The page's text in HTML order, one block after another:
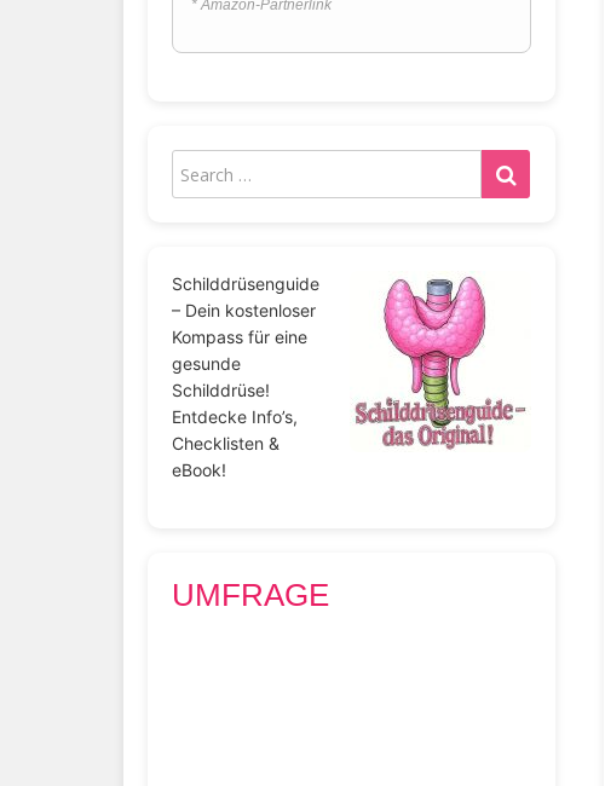
* Amazon-Partnerlink
Schilddrüsenguide
– Dein kostenloser
Kompass für eine
gesunde
Schilddrüse!
Entdecke Info’s,
Checklisten &
eBook!
UMFRAGE